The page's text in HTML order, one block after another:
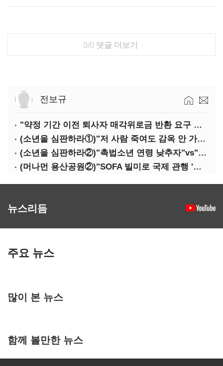
0/0 댓글 더보기
전보규
"약정 기간 이전 퇴사자 매각위로금 반환 요구 타당"
(소년을 심판하라①)"저 사람 죽여도 감옥 안 가죠"…법 비웃는 소년들
(소년을 심판하라②)"촉법소년 연령 낮추자"vs"안된다"…논쟁만 반복
(머나먼 용산공원②)"SOFA 빌미로 국제 관행 '오염자 부담원칙' 무시"
뉴스리듬
주요 뉴스
많이 본 뉴스
함께 볼만한 뉴스